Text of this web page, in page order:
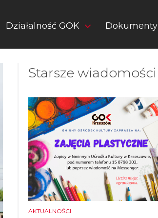
Działalność GOK Dokumenty
Starsze wiadomości
AKTUALNOŚCI